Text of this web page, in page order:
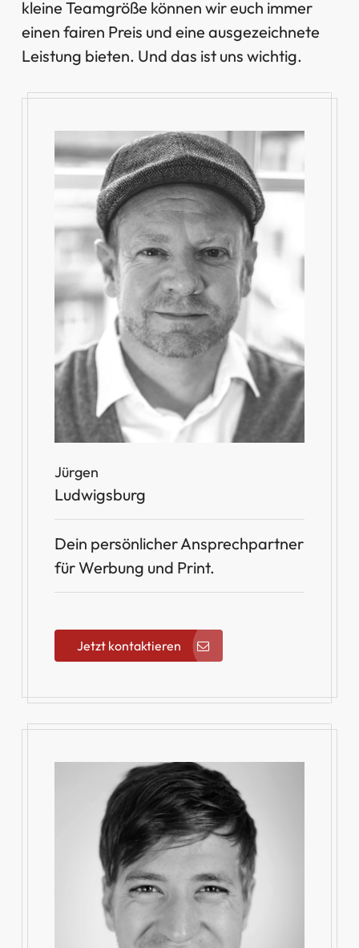
kleine Teamgröße können wir euch immer
einen fairen Preis und eine ausgezeichnete
Leistung bieten. Und das ist uns wichtig.
Jürgen
Ludwigsburg
Dein persönlicher Ansprechpartner
für Werbung und Print.
Jetzt kontaktieren